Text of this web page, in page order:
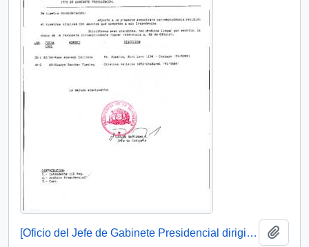
[Oficio del Jefe de Gabinete Presidencial dirigido al Intendente de la III Región de Atacama, Sr. Raúl Barrionuevo]